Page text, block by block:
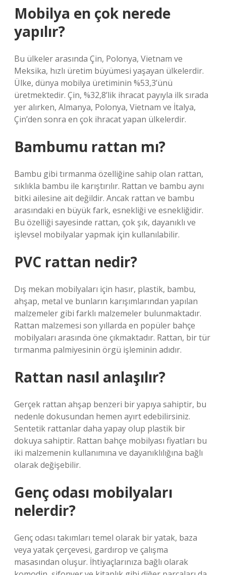
Mobilya en çok nerede
yapılır?
Bu ülkeler arasında Çin, Polonya, Vietnam ve
Meksika, hızlı üretim büyümesi yaşayan ülkelerdir.
Ülke, dünya mobilya üretiminin %53,3’ünü
üretmektedir. Çin, %32,8’lik ihracat payıyla ilk sırada
yer alırken, Almanya, Polonya, Vietnam ve İtalya,
Çin’den sonra en çok ihracat yapan ülkelerdir.
Bambumu rattan mı?
Bambu gibi tırmanma özelliğine sahip olan rattan,
sıklıkla bambu ile karıştırılır. Rattan ve bambu aynı
bitki ailesine ait değildir. Ancak rattan ve bambu
arasındaki en büyük fark, esnekliği ve esnekliğidir.
Bu özelliği sayesinde rattan, çok şık, dayanıklı ve
işlevsel mobilyalar yapmak için kullanılabilir.
PVC rattan nedir?
Dış mekan mobilyaları için hasır, plastik, bambu,
ahşap, metal ve bunların karışımlarından yapılan
malzemeler gibi farklı malzemeler bulunmaktadır.
Rattan malzemesi son yıllarda en popüler bahçe
mobilyaları arasında öne çıkmaktadır. Rattan, bir tür
tırmanma palmiyesinin örgü işleminin adıdır.
Rattan nasıl anlaşılır?
Gerçek rattan ahşap benzeri bir yapıya sahiptir, bu
nedenle dokusundan hemen ayırt edebilirsiniz.
Sentetik rattanlar daha yapay olup plastik bir
dokuya sahiptir. Rattan bahçe mobilyası fiyatları bu
iki malzemenin kullanımına ve dayanıklılığına bağlı
olarak değişebilir.
Genç odası mobilyaları
nelerdir?
Genç odası takımları temel olarak bir yatak, baza
veya yatak çerçevesi, gardırop ve çalışma
masasından oluşur. İhtiyaçlarınıza bağlı olarak